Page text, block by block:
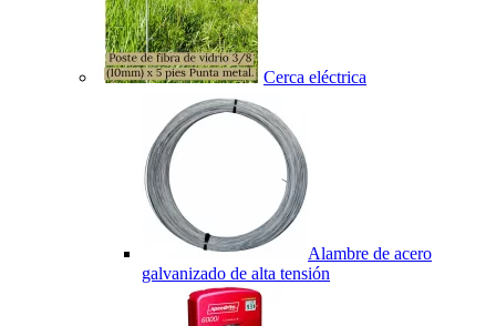
Cerca eléctrica
Alambre de acero
galvanizado de alta tensión